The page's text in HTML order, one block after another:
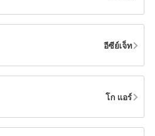
อีซีย์เจ็ท
โก แอร์